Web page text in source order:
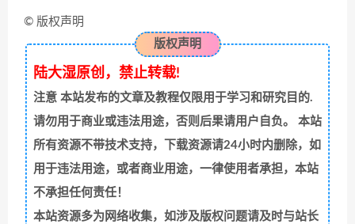
© 版权声明
版权声明
陆大湿原创，禁止转载!
注意本站发布的文章及教程仅限用于学习和研究目的.
请勿用于商业或违法用途，否则后果请用户自负。 本站
所有资源不带技术支持，下载资源请24小时内删除，如
用于违法用途，或者商业用途，一律使用者承担，本站
不承担任何责任！
本站资源多为网络收集，如涉及版权问题请及时与站长